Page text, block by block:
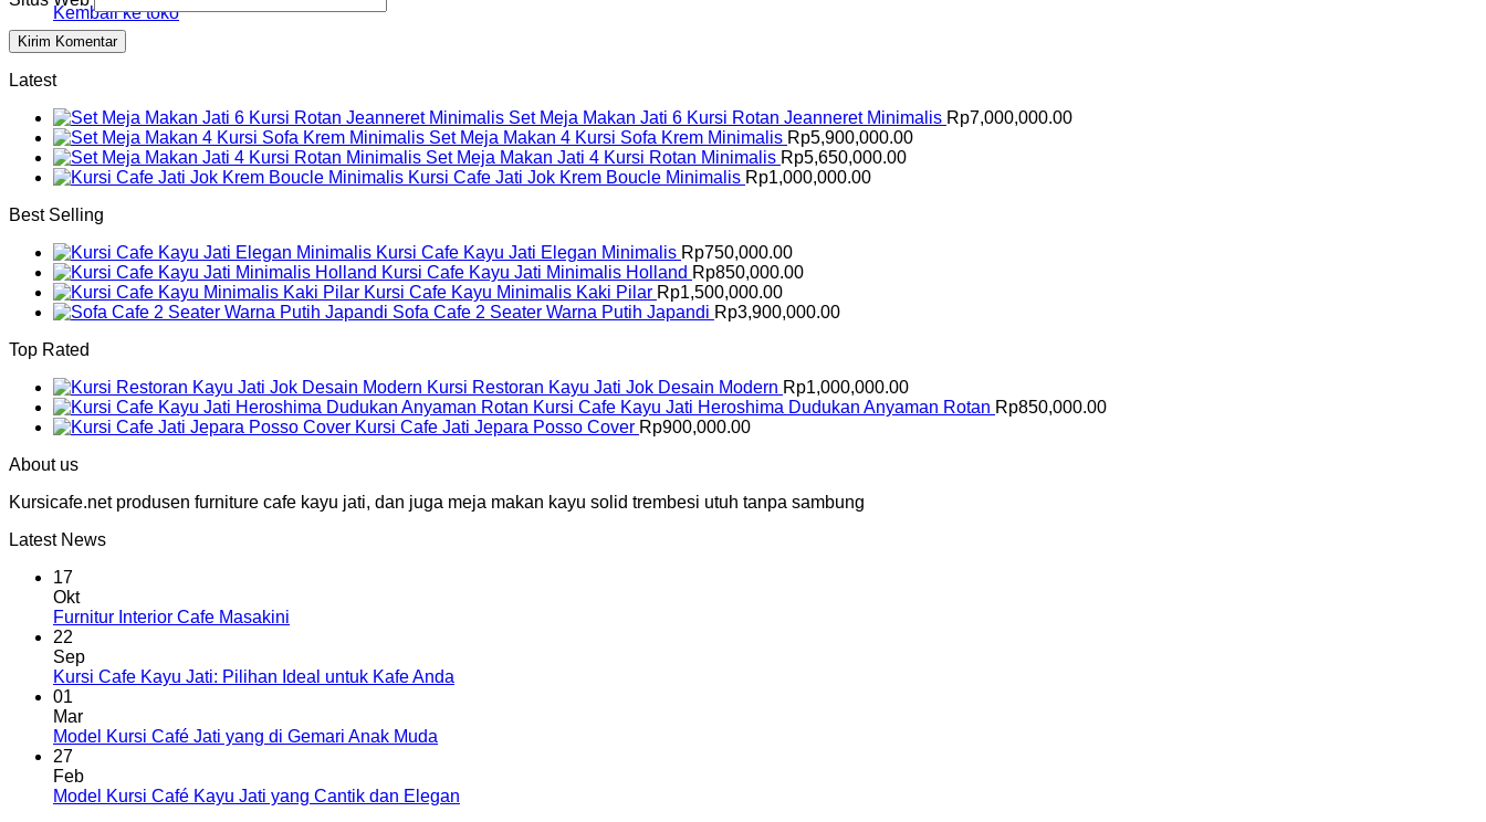
Kembali ke toko
Latest
Set Meja Makan Jati 6 Kursi Rotan Jeanneret Minimalis Rp7,000,000.00
Set Meja Makan 4 Kursi Sofa Krem Minimalis Rp5,900,000.00
Set Meja Makan Jati 4 Kursi Rotan Minimalis Rp5,650,000.00
Kursi Cafe Jati Jok Krem Boucle Minimalis Rp1,000,000.00
Best Selling
Kursi Cafe Kayu Jati Elegan Minimalis Rp750,000.00
Kursi Cafe Kayu Jati Minimalis Holland Rp850,000.00
Kursi Cafe Kayu Minimalis Kaki Pilar Rp1,500,000.00
Sofa Cafe 2 Seater Warna Putih Japandi Rp3,900,000.00
Top Rated
Kursi Restoran Kayu Jati Jok Desain Modern Rp1,000,000.00
Kursi Cafe Kayu Jati Heroshima Dudukan Anyaman Rotan Rp850,000.00
Kursi Cafe Jati Jepara Posso Cover Rp900,000.00
About us
Kursicafe.net produsen furniture cafe kayu jati, dan juga meja makan kayu solid trembesi utuh tanpa sambung
Latest News
17
Okt
Furnitur Interior Cafe Masakini
22
Sep
Kursi Cafe Kayu Jati: Pilihan Ideal untuk Kafe Anda
01
Mar
Model Kursi Café Jati yang di Gemari Anak Muda
27
Feb
Model Kursi Café Kayu Jati yang Cantik dan Elegan